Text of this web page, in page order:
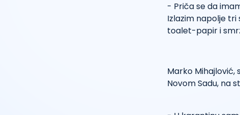
- Priča se da
Izlazim napolje
toalet-papir i
Marko
Novom Sadu, na